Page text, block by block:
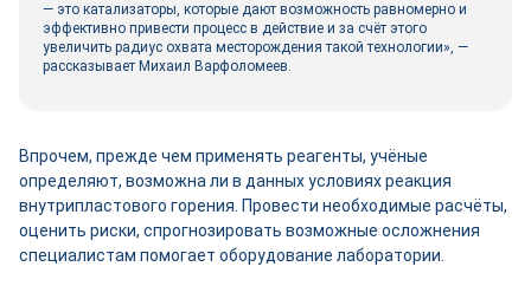
— это катализаторы, которые дают возможность равномерно и
эффективно привести процесс в действие и за счёт этого
увеличить радиус охвата месторождения такой технологии», —
рассказывает Михаил Варфоломеев.
Впрочем, прежде чем применять реагенты, учёные
определяют, возможна ли в данных условиях реакция
внутрипластового горения. Провести необходимые расчёты,
оценить риски, спрогнозировать возможные осложнения
специалистам помогает оборудование лаборатории.